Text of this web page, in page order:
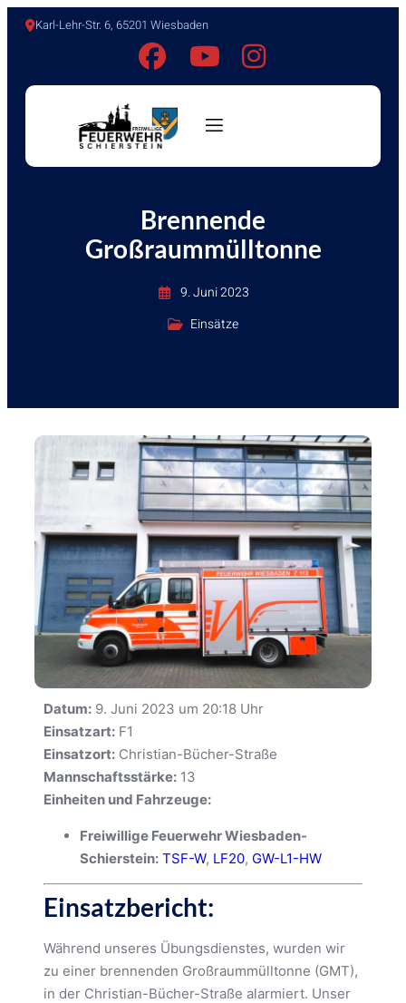
Karl-Lehr-Str. 6, 65201 Wiesbaden
Brennende
Großraummülltonne
9. Juni 2023
Einsätze
Datum: 9. Juni 2023 um 20:18 Uhr
Einsatzart: F1
Einsatzort: Christian-Bücher-Straße
Mannschaftsstärke: 13
Einheiten und Fahrzeuge:
Freiwillige Feuerwehr Wiesbaden-
Schierstein: TSF-W, LF20, GW-L1-HW
Einsatzbericht:
Während unseres Übungsdienstes, wurden wir
zu einer brennenden Großraummülltonne (GMT),
in der Christian-Bücher-Straße alarmiert. Unser